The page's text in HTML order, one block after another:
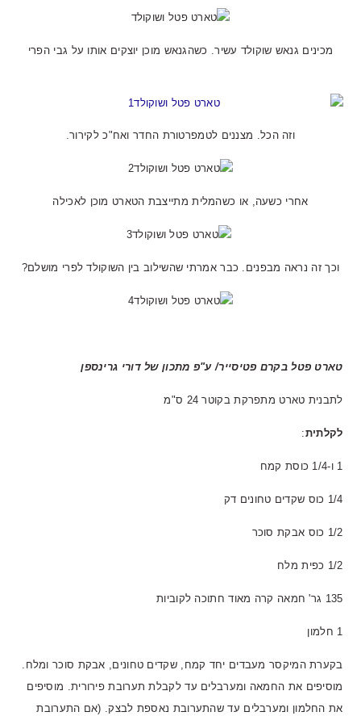
מכינים גנאש שוקולד עשיר. כשהגנאש מוכן יוצקים אותו על גבי הפרי
וזה הכל. מצננים לטמפרטורת החדר ואח"כ לקירור.
אחרי כשעה, או כשהמלית מתייצבת הטארט מוכן לאכילה
וכך זה נראה מבפנים. כבר אמרתי שהשילוב בין השוקולד לפרי מושלם?
טארט פטל בקרם פטיסייר/ ע"פ מתכון של דורי גרינספן
לתבנית טארט מתפרקת בקוטר 24 ס"מ
לקלתית:
1 ו-1/4 כוסת קמח
1/4 כוס שקדים טחונים דק
1/2 כוס אבקת סוכר
1/2 כפית מלח
135 גר' חמאה קרה מאוד חתוכה לקוביות
1 חלמון
בקערת המיקסר מעבדים יחד קמח, שקדים טחונים, אבקת סוכר ומלח.
מוסיפים את החמאה ומערבלים עד לקבלת תערובת פירורית. מוסיפים
את החלמון ומערבלים עד שהתערובת נאספת לבצק. (אם התערובת